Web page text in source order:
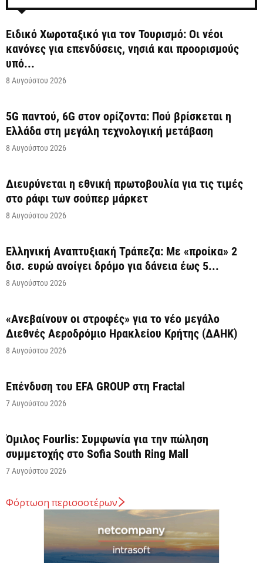
Ειδικό Χωροταξικό για τον Τουρισμό: Οι νέοι
κανόνες για επενδύσεις, νησιά και προορισμούς
υπό...
8 Αυγούστου 2026
5G παντού, 6G στον ορίζοντα: Πού βρίσκεται η
Ελλάδα στη μεγάλη τεχνολογική μετάβαση
8 Αυγούστου 2026
Διευρύνεται η εθνική πρωτοβουλία για τις τιμές
στο ράφι των σούπερ μάρκετ
8 Αυγούστου 2026
Ελληνική Αναπτυξιακή Τράπεζα: Με «προίκα» 2
δισ. ευρώ ανοίγει δρόμο για δάνεια έως 5...
8 Αυγούστου 2026
«Ανεβαίνουν οι στροφές» για το νέο μεγάλο
Διεθνές Αεροδρόμιο Ηρακλείου Κρήτης (ΔΑΗΚ)
8 Αυγούστου 2026
Επένδυση του EFA GROUP στη Fractal
7 Αυγούστου 2026
Όμιλος Fourlis: Συμφωνία για την πώληση
συμμετοχής στο Sofia South Ring Mall
7 Αυγούστου 2026
Σταύρος Καλαφάτης: «Έχουμε δημιουργήσει 20.000
νέες θέσεις εργασίας υψηλής εξειδίκευσης τα
τελευταία επτά χρόνια...
7 Αυγούστου 2026
Φόρτωση περισσοτέρων